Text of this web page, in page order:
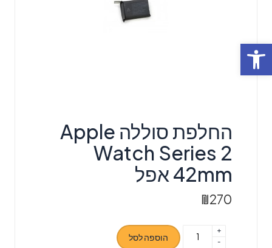
פתח סרגל נגישות
החלפת סוללה Apple
Watch Series 2
42mm אפל
₪270
כמות
-
+
הוספה לסל